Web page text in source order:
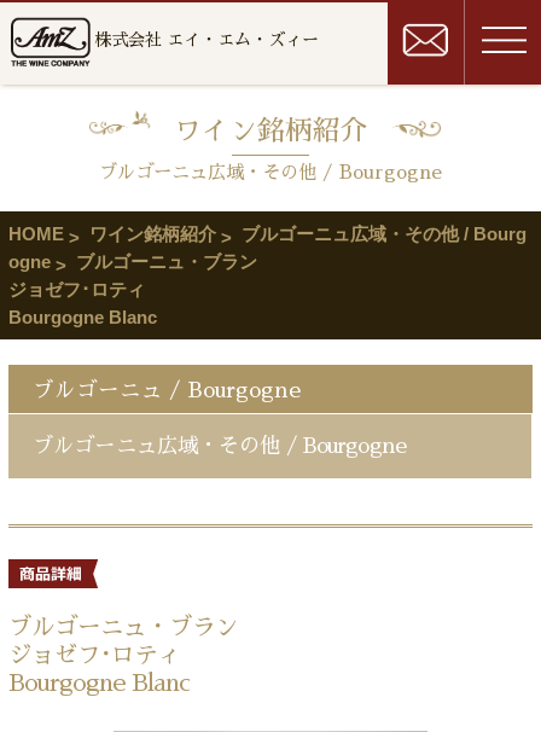
株式会社 エイ・エム・ズィー
ワイン銘柄紹介
ブルゴーニュ広域・その他 / Bourgogne
HOME ワイン銘柄紹介
ブルゴーニュ広域・その他 / Bourg
ogne
ブルゴーニュ・ブラン
ジョゼフ･ロティ
Bourgogne Blanc
ブルゴーニュ / Bourgogne
ブルゴーニュ広域・その他 / Bourgogne
ブルゴーニュ・ブラン
ジョゼフ･ロティ
Bourgogne Blanc